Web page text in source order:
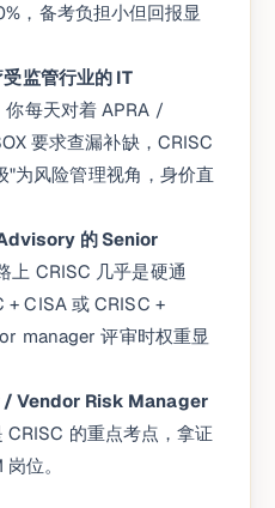
，备考负担小但回报显
监管行业的 IT
你每天对着 APRA /
要求查漏补缺，CRISC
"为风险管理视角，身价直
的 Senior
上 CRISC 几乎是硬通
+ CISA 或 CRISC +
manager 评审时权重显
/ Vendor Risk Manager
CRISC 的重点考点，拿证
位。